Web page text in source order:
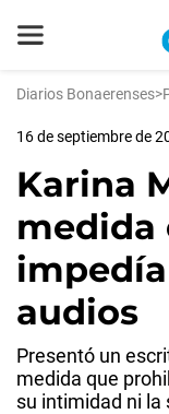
Diarios Bonaerenses>
16 de septiembre de
Karina
medida
audios
Presentó un
medida que
su intimidad ni la